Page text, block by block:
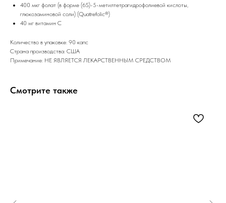
400 мкг фолат (в форме (6S)-5-метилтетрагидрофолиевой кислоты,
глюкозаминовой соли) (Quatrefolic®)
40 мг витамин С
Количество в упаковке: 90 капс
Страна производства: США
Примечание: НЕ ЯВЛЯЕТСЯ ЛЕКАРСТВЕННЫМ СРЕДСТВОМ
Смотрите также